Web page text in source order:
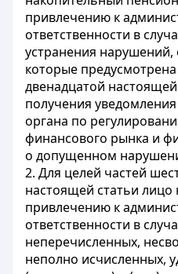
привлечению к
ответственности в
устранения нарушений,
которые
двенадцатой
получения
органа по
финансового рынка и
о допущенном
2. Для целей частей
настоящей статьи лицо
привлечению к
ответственности в
неперечисленных,
неполно исчисленных,